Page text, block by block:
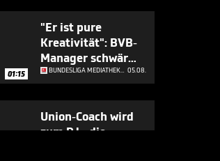
01:15
"Er ist pure
Kreativität": BVB-
Manager schwärmt
von Neuzugang
BUNDESLIGA MEDIATHEK HIGHLIGHTS 05.08.
Union-Coach wird
zum DJ - die